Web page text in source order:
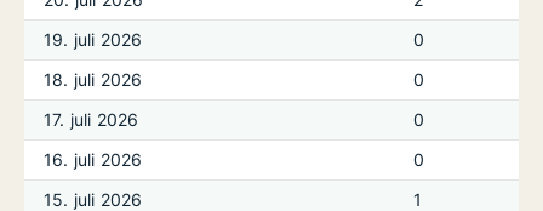
19. juli 2026
0
18. juli 2026
0
17. juli 2026
0
16. juli 2026
0
15. juli 2026
1